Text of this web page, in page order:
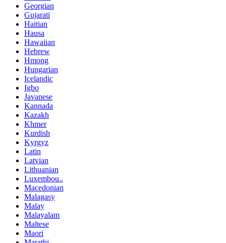
Georgian
Gujarati
Haitian
Hausa
Hawaiian
Hebrew
Hmong
Hungarian
Icelandic
Igbo
Javanese
Kannada
Kazakh
Khmer
Kurdish
Kyrgyz
Latin
Latvian
Lithuanian
Luxembou..
Macedonian
Malagasy
Malay
Malayalam
Maltese
Maori